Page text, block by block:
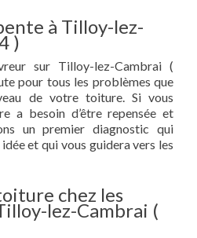
à Tilloy-lez-
)
sur Tilloy-lez-Cambrai (
pour tous les problèmes que
de votre toiture. Si vous
a besoin d’être repensée et
un premier diagnostic qui
et qui vous guidera vers les
chez les
lez-Cambrai (